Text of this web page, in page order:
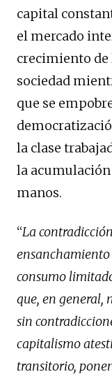
capital
el mercado
crecimiento de
sociedad
que se
la clase
la acumulación
manos.
“La
consumo
que, en general,
sin
capitalismo
transitorio,